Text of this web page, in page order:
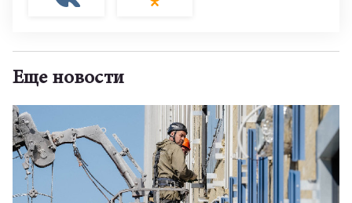
Еще новости